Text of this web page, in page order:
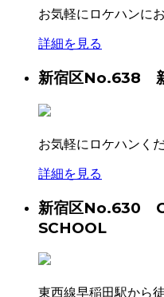
お気軽にロケハンに
詳細を見る
新宿区No.638
お気軽にロケハンくだ
詳細を見る
新宿区No.630
SCHOOL
東西線早稲田駅から